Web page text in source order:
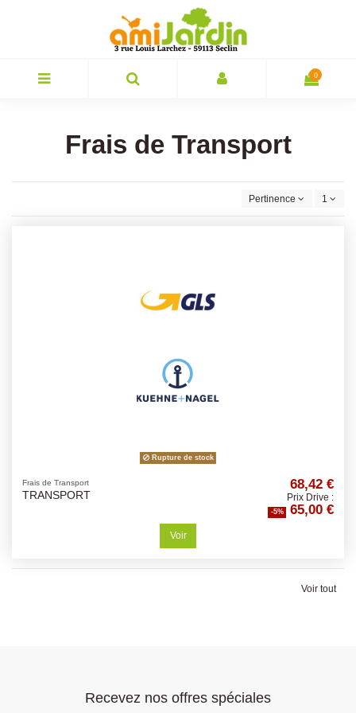
0
Frais de Transport
Pertinence 1
Rupture de stock
Frais de Transport
TRANSPORT
68,42 €
Prix Drive :
-5% 65,00 €
Voir
Voir tout
Recevez nos offres spéciales